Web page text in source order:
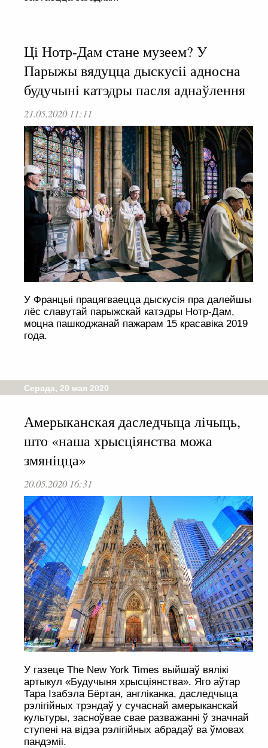
Ці Нотр-Дам стане музеем? У
Парыжы вядуцца дыскусіі адносна
будучыні катэдры пасля аднаўлення
21.05.2020 11:11
У Францыі працягваецца дыскусія пра далейшы
лёс славутай парыжскай катэдры Нотр-Дам,
моцна пашкоджанай пажарам 15 красавіка 2019
года.
Серада, 20 мая 2020
Амерыканская даследчыца лічыць,
што «наша хрысціянства можа
змяніцца»
20.05.2020 16:31
У газеце The New York Times выйшаў вялікі
артыкул «Будучыня хрысціянства». Яго аўтар
Тара Ізабэла Бёртан, англіканка, даследчыца
рэлігійных трэндаў у сучаснай амерыканскай
культуры, засноўвае свае разважанні ў значнай
ступені на відэа рэлігійных абрадаў ва ўмовах
пандэміі.